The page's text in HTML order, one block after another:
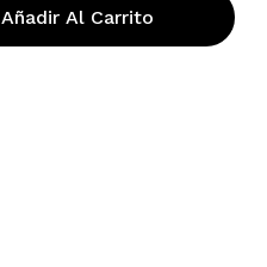
Añadir Al Carrito